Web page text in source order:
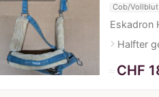
Cob/Vollblut
Eskadron
navigate_nextHalfter
≈CHF